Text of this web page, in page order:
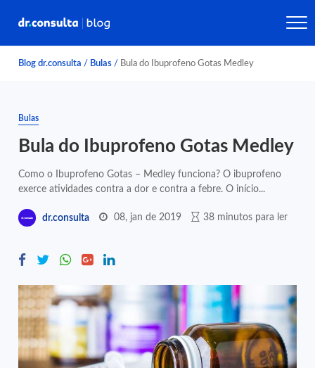
Blog dr.consulta / Bulas / Bula do Ibuprofeno Gotas Medley
Bulas
Bula do Ibuprofeno Gotas Medley
Como o Ibuprofeno Gotas – Medley funciona? O ibuprofeno
exerce atividades contra a dor e contra a febre. O início...
dr.consulta 08, jan de 2019 38 minutos para ler